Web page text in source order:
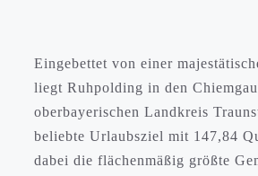
Eingebettet von einer
liegt Ruhpolding in den
oberbayerischen Landkreis
beliebte Urlaubsziel mit 147,84
dabei die flächenmäßig größte